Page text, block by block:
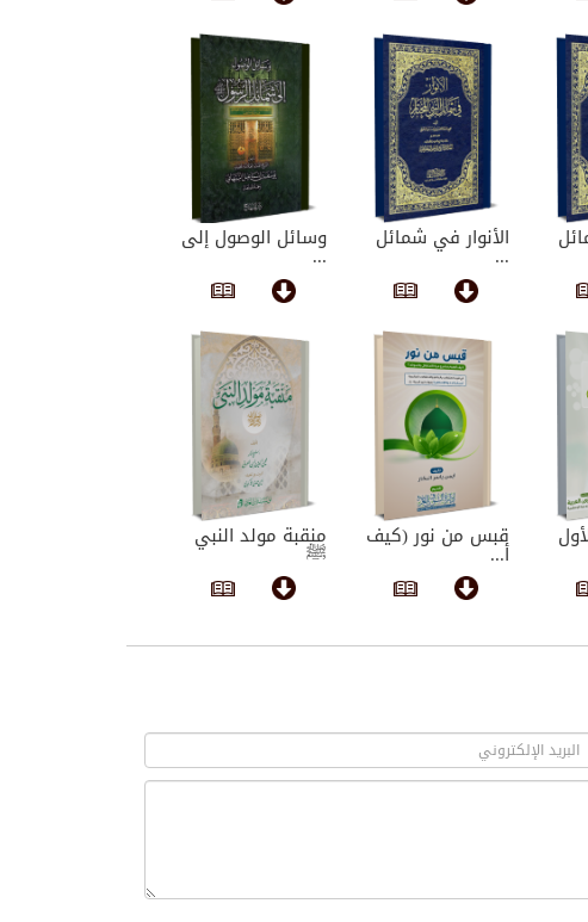
الأنوار في شمائل
...
وسائل الوصول إلى
...
قبس من نور (كيف
أ...
منقبة مولد النبي
ﷺ